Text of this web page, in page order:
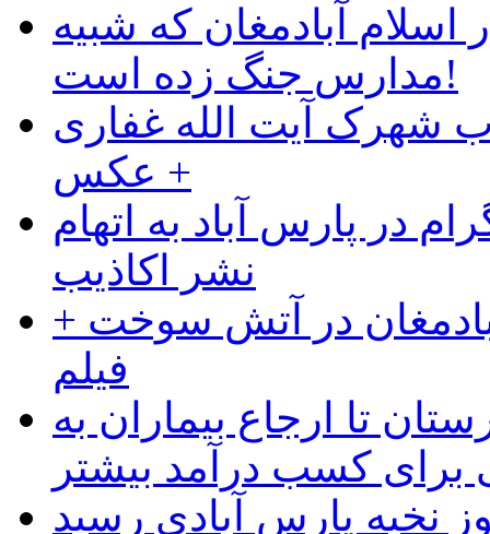
آبادمغان که شبیه
مدارس جنگ زده است!
شهرک آیت الله غفاری
+ عکس
در پارس آباد به اتهام
نشر اکاذیب
در آتش سوخت +
فیلم
تا ارجاع بیماران به
کسب درآمد بیشتر
نخبه پارس آبادی رسید